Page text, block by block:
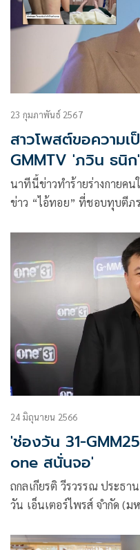
23 กุมภาพันธ์ 2567
สาวโพสต์ขอความเ
GMMTV 'ภ
นาทีนี้ข่าวทำร้ายร่างกายค
ข่าว “ไอ้ทอย” ที่ชอบทุบตีภ
สาวคนหนึ่งที่โพสต์ภาพรอย
ซึ่งอ้างว่าอดีตแฟนหนุ่มเป็
24 มิถุนายน 2566
'ช่องวัน 31-GMM25' จัดงาน 'ปรากฏกา
one สนั่นจอ'
ถกลเกียรติ วีรวรรณ ประธานเจ้าหน้าที่บริหาร กลุ่มบริษัท เดอะ
วัน เอ็นเตอร์ไพรส์ จำกัด (
เสนะสุทธิพันธุ์, สมศรี พฤท